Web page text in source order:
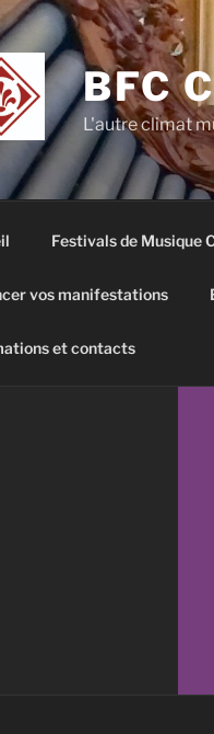
BFC
L'autre climat
Festivals de Musique
vos manifestations
et contacts